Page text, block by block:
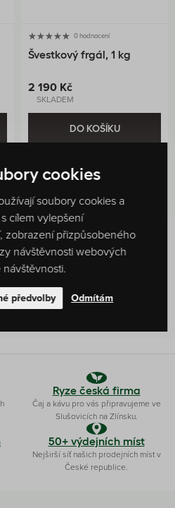
0 hodnocení
Švestkový frgál, 1 kg
2 190 Kč
SKLADEM
DO KOŠÍKU
produktu
4hodnocení
Ryze česká firma
Čaj a kávu pro vás připravujeme ve
Slušovicích na Zlínsku.
50+ výdejních míst
Nejširší síť našich prodejních míst v
České republice.
cookies
soubory cookies a
cílem vylepšení
zobrazení přizpůsobeného
návštěvnosti webových
předvolby Odmítám